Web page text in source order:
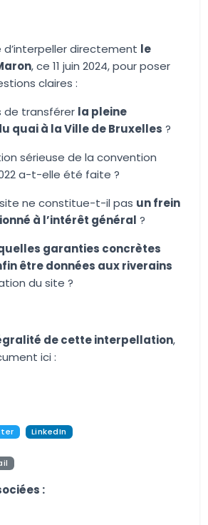
d’interpeller directement le
, ce 11 juin 2024, pour poser
claires :
de transférer la pleine
quai à la Ville de Bruxelles ?
sérieuse de la convention
a-t-elle été faite ?
site ne constitue-t-il pas un frein
à l’intérêt général ?
garanties concrètes
être données aux riverains
du site ?
de cette interpellation,
ici :
LinkedIn
: